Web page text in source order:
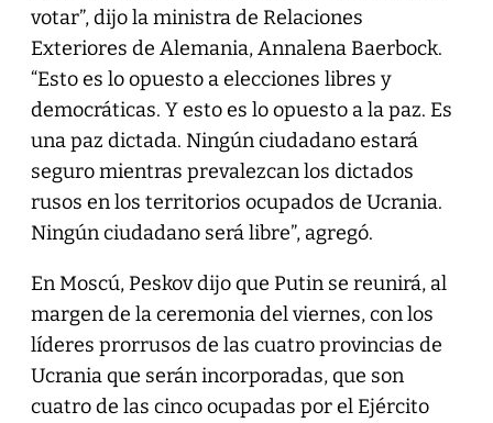
votar”, dijo la ministra de Relaciones
Exteriores de Alemania, Annalena Baerbock.
“Esto es lo opuesto a elecciones libres y
democráticas. Y esto es lo opuesto a la paz. Es
una paz dictada. Ningún ciudadano estará
seguro mientras prevalezcan los dictados
rusos en los territorios ocupados de Ucrania.
Ningún ciudadano será libre”, agregó.
En Moscú, Peskov dijo que Putin se reunirá, al
margen de la ceremonia del viernes, con los
líderes prorrusos de las cuatro provincias de
Ucrania que serán incorporadas, que son
cuatro de las cinco ocupadas por el Ejército